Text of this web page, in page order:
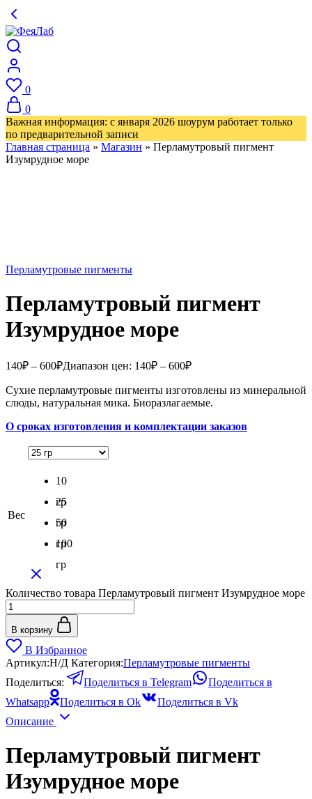
0
0
Важная информация: с января 2026 шоурум работает только
по предварительной записи
Главная страница » Магазин » Перламутровый пигмент
Изумрудное море
Перламутровые пигменты
Перламутровый пигмент
Изумрудное море
140₽ – 600₽Диапазон цен: 140₽ – 600₽
Сухие перламутровые пигменты изготовлены из минеральной
слюды, натуральная мика. Биоразлагаемые.
О сроках изготовления и комплектации заказов
Вес
10
гр
25
гр
50
гр
100
гр
Количество товара Перламутровый пигмент Изумрудное море
В корзину
В Избранное
Артикул:Н/Д Категория:Перламутровые пигменты
Поделиться:
Поделиться в Telegram
Поделиться в
Whatsapp
Поделиться в Ok
Поделиться в Vk
Описание
Перламутровый пигмент
Изумрудное море